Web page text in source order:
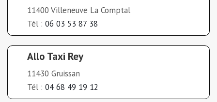
11400 Villeneuve La Comptal
Tél : 06 03 53 87 38
Allo Taxi Rey
11430 Gruissan
Tél : 04 68 49 19 12